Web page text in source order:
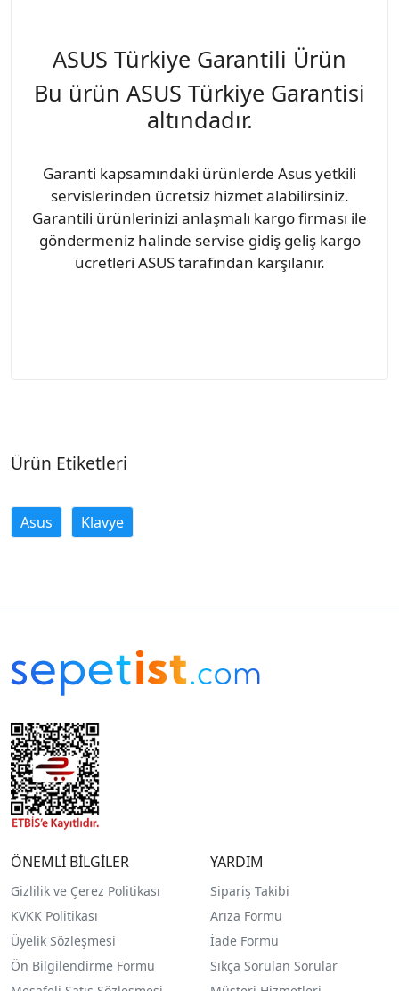
ASUS Türkiye Garantili Ürün
Bu ürün ASUS Türkiye Garantisi
altındadır.
Garanti kapsamındaki ürünlerde Asus yetkili
servislerinden ücretsiz hizmet alabilirsiniz.
Garantili ürünlerinizi anlaşmalı kargo firması ile
göndermeniz halinde servise gidiş geliş kargo
ücretleri ASUS tarafından karşılanır.
Ürün Etiketleri
Asus Klavye
ÖNEMLİ BİLGİLER
Gizlilik ve Çerez Politikası
KVKK Politikası
Üyelik Sözleşmesi
Ön Bilgilendirme Formu
YARDIM
Sipariş Takibi
Arıza Formu
İade Formu
Sıkça Sorulan Sorular